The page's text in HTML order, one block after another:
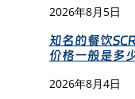
2026年8月5日
知名的餐饮
价格一般是多
2026年8月4日